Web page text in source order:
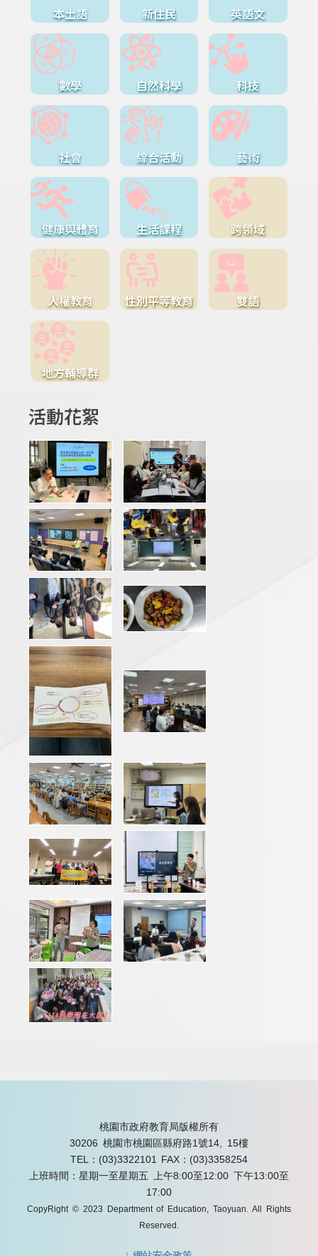
本土語 新住民 英語文
數學 自然科學 科技
社會 綜合活動 藝術
健康與體育 生活課程 跨領域
人權教育 性別平等教育 雙語
地方輔導群
活動花絮
桃園市政府教育局版權所有
30206 桃園市桃園區縣府路1號14, 15樓
TEL：(03)3322101
FAX：(03)3358254
上班時間：星期一至星期五 上午8:00至12:00 下午13:00至
17:00
CopyRight © 2023 Department of Education, Taoyuan. All Rights
Reserved.